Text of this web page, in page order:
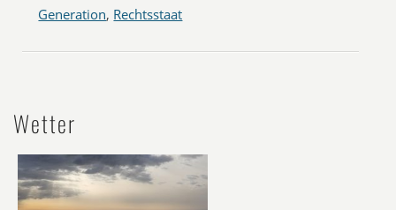
Generation, Rechtsstaat
Wetter